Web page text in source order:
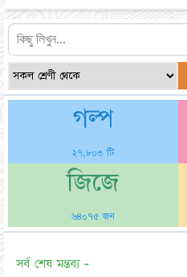
গল্প
২৭,৮০৩ টি
জিজে
৬৪০৭৫ জন
সর্ব শেষ মন্তব্য -